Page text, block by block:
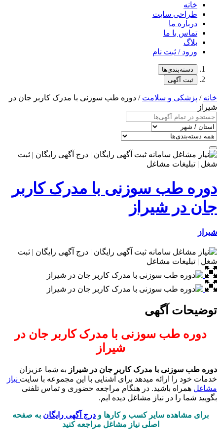
خانه
طراحی سایت
درباره ما
تماس با ما
بلاگ
ورود / ثبت نام
دسته‌بندی‌ها
ثبت آگهی
خانه/ پزشکی و سلامت/ دوره طب سوزنی با مدرک کاربر جان در
شیراز
دوره طب سوزنی با مدرک کاربر
جان در شیراز
شیراز
توضیحات آگهی
دوره طب سوزنی با مدرک کاربر جان در
شیراز
دوره طب سوزنی با مدرک کاربر جان در شیراز به شما عزیزان
خدمات خود را ارائه میدهد برای آشنایی با این مجموعه با سایتنیاز
مشاغل همراه باشید. در هنگام مراجعه حضوری و تماس تلفنی
بگویید شما را در نیاز مشاغل دیده ایم.
برای مشاهده سایر کسب و کارها و درج آگهی رایگانبه صفحه
اصلی نیاز مشاغل مراجعه کنید